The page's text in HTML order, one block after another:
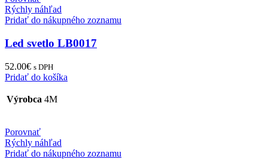
Rýchly náhľad
Pridať do nákupného zoznamu
Led svetlo LB0017
52.00€ s DPH
Pridať do košíka
Výrobca 4M
Porovnať
Rýchly náhľad
Pridať do nákupného zoznamu